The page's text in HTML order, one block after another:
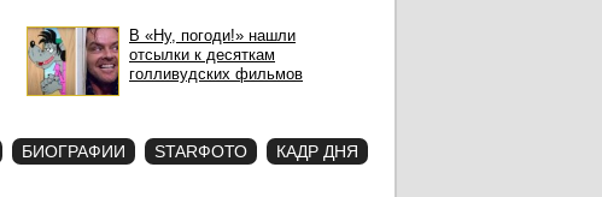
В «Ну, погоди!» нашли
отсылки к десяткам
голливудских фильмов
БИОГРАФИИ STARФОТО КАДР ДНЯ